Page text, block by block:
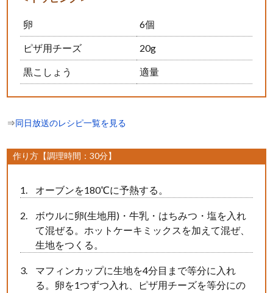
卵 6個
ピザ用チーズ 20g
黒こしょう 適量
⇒同日放送のレシピ一覧を見る
作り方【調理時間：30分】
オーブンを180℃に予熱する。
ボウルに卵(生地用)・牛乳・はちみつ・塩を入れ
て混ぜる。ホットケーキミックスを加えて混ぜ、
生地をつくる。
マフィンカップに生地を4分目まで等分に入れ
る。卵を1つずつ入れ、ピザ用チーズを等分にの